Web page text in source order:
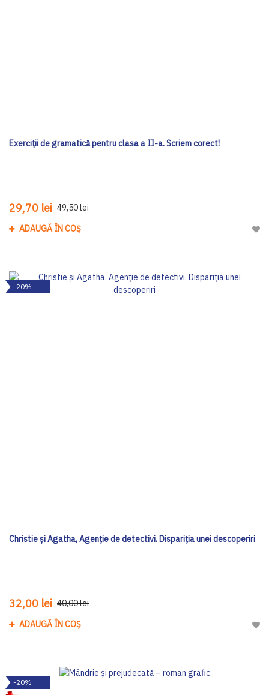
Exerciții de gramatică pentru clasa a II-a. Scriem corect!
29,70 lei 49,50 lei
ADAUGĂ ÎN COȘ
-20%
Christie și Agatha, Agenție de detectivi. Dispariția unei descoperiri
32,00 lei 40,00 lei
ADAUGĂ ÎN COȘ
-20%